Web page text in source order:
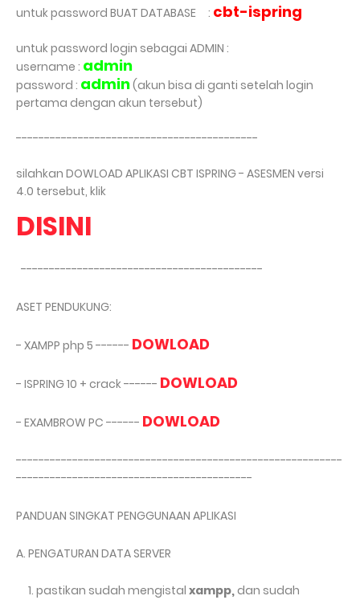
untuk password BUAT DATABASE : cbt-ispring
untuk password login sebagai ADMIN :
username : admin
password : admin(akun bisa di ganti setelah login
pertama dengan akun tersebut)
-------------------------------------------
silahkan DOWLOAD APLIKASI CBT ISPRING - ASESMEN versi
4.0 tersebut, klik
DISINI
-------------------------------------------
ASET PENDUKUNG:
- XAMPP php 5 ------ DOWLOAD
- ISPRING 10 + crack ------ DOWLOAD
- EXAMBROW PC ------ DOWLOAD
----------------------------------------------------------
------------------------------------------
PANDUAN SINGKAT PENGGUNAAN APLIKASI
A. PENGATURAN DATA SERVER
pastikan sudah mengistal xampp,dan sudah